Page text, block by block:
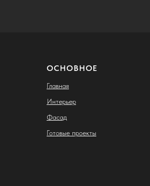
ОСНОВНОЕ
Главная
Интерьер
Фасад
Готовые проекты